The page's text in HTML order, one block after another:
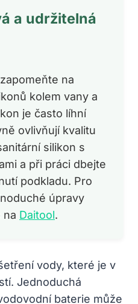
a udržitelná
na
kolem vany a
je často líhní
ovlivňují kvalitu
silikon s
a při práci dbejte
podkladu. Pro
úpravy
na Daitool.
vody, které je v
Jednoduchá
baterie může